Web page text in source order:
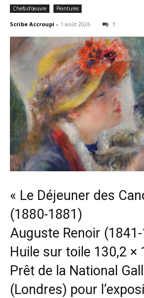
Chefs-d'oeuvre Peintures
Scribe Accroupi - 1 août 2026 1
« Le Déjeuner des
(1880-1881)
Auguste Renoir
Huile sur toile 130,2 ×
Prêt de la National
(Londres) pour